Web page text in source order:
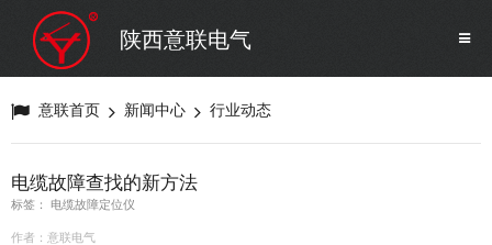
陕西意联电气
意联首页 新闻中心 行业动态
电缆故障查找的新方法
标签： 电缆故障定位仪
作者：意联电气